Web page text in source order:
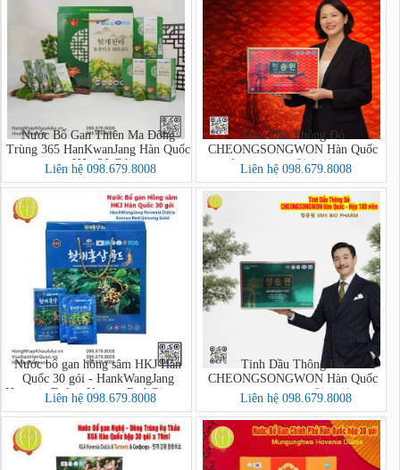
Nước Bổ Gan Thiên Ma Đông
Trùng 365 HanKwanJang Hàn Quốc
- Hộp 30 Gói
Liên hệ 098.679.8008
Tinh Dầu Thông Đỏ
CHEONGSONGWON Hàn Quốc
hộp đỏ 180 viên - 청송원 SMS BIO
PHARM
Liên hệ 098.679.8008
Nước bổ gan hồng sâm HKJ Hàn
Quốc 30 gói - HankWangJang
Hovenia Dulcis Korean Red Ginseng
Liên hệ 098.679.8008
Tinh Dầu Thông Đỏ
CHEONGSONGWON Hàn Quốc
hộp xanh 180 viên - 청송원 SMS
BIO PHARM
Liên hệ 098.679.8008